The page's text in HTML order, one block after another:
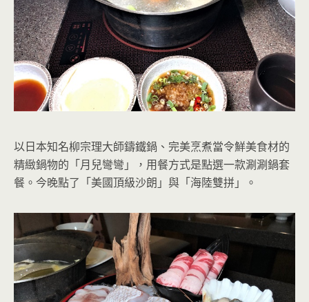
以日本知名柳宗理大師鑄鐵鍋、完美烹煮當令鮮美食材的
精緻鍋物的「月兒彎彎」，用餐方式是點選一款涮涮鍋套
餐。今晚點了「美國頂級沙朗」與「海陸雙拼」。